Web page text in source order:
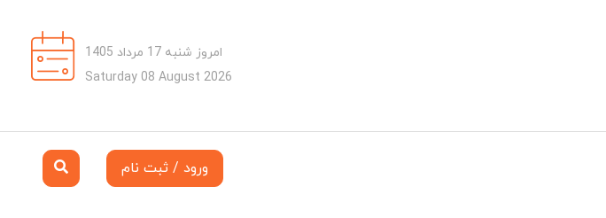
امروز شنبه 17 مرداد 1405
Saturday 08 August 2026
ورود / ثبت نام